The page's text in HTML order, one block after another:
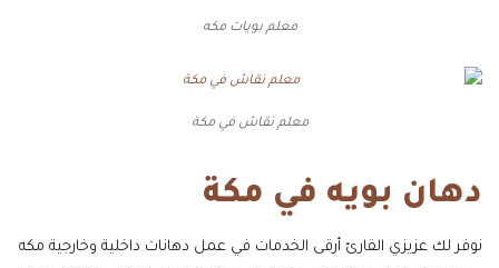
معلم بويات مكه
معلم نقاش في مكة
دهان بويه في مكة
نوفر لك عزيزي القارئ أرقى الخدمات في عمل دهانات داخلية وخارجية مكه